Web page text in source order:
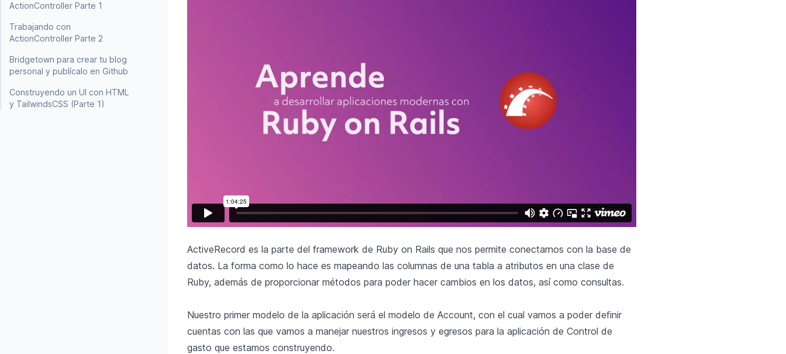
ActionController Parte 1
Trabajando con
ActionController Parte 2
Bridgetown para crear tu blog
personal y publícalo en Github
Construyendo un UI con HTML
y TailwindsCSS (Parte 1)
ActiveRecord es la parte del framework de Ruby on Rails que nos permite conectarnos con la base de
datos. La forma como lo hace es mapeando las columnas de una tabla a atributos en una clase de
Ruby, además de proporcionar métodos para poder hacer cambios en los datos, así como consultas.
Nuestro primer modelo de la aplicación será el modelo de Account, con el cual vamos a poder definir
cuentas con las que vamos a manejar nuestros ingresos y egresos para la aplicación de Control de
gasto que estamos construyendo.